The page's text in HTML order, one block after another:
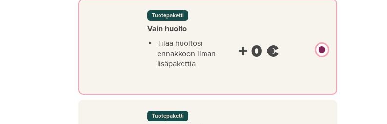
Tuotepaketti
Vain huolto
Tilaa huoltosi
ennakkoon ilman
lisäpakettia
+ 0 €
Tuotepaketti